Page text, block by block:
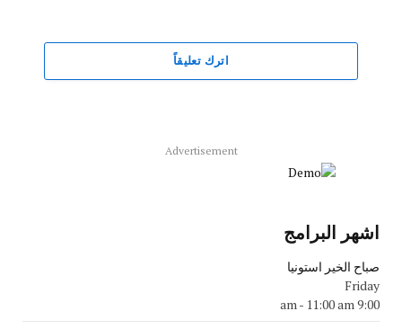
اترك تعليقاً
Advertisement
اشهر البرامج
صباح الخير استونيا
Friday
9:00 am
- 11:00 am